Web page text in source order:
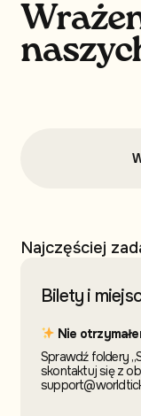
Najczęściej
Bilety i
Nie
Sprawdź foldery
skontaktuj się z